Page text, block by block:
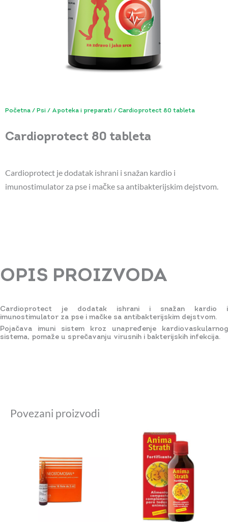
Početna / Psi / Apoteka i preparati / Cardioprotect 80 tableta
Cardioprotect 80 tableta
Cardioprotect je dodatak ishrani i snažan kardio i
imunostimulator za pse i mačke sa antibakterijskim dejstvom.
OPIS PROIZVODA
Cardioprotect je dodatak ishrani i snažan kardio i
imunostimulator za pse i mačke sa antibakterijskim dejstvom.
Pojačava imuni sistem kroz unapređenje kardiovaskularnog
sistema, pomaže u sprečavanju virusnih i bakterijskih infekcija.
Povezani proizvodi